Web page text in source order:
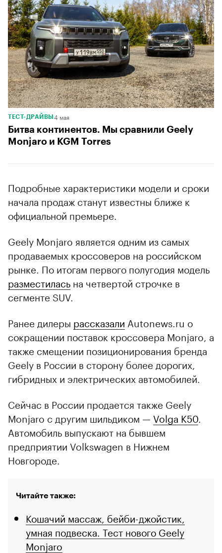
ТЕСТ-ДРАЙВЫ 4 мая
Битва континентов. Мы сравнили Geely
Monjaro и KGM Torres
Подробные характеристики модели и сроки
начала продаж станут известны ближе к
официальной премьере.
Geely Monjaro является одним из самых
продаваемых кроссоверов на российском
рынке. По итогам первого полугодия модель
разместилась на четвертой строчке в
сегменте SUV.
Ранее дилеры рассказали Autonews.ru о
сокращении поставок кроссовера Monjaro, а
также смещении позиционирования бренда
Geely в России в сторону более дорогих,
гибридных и электрических автомобилей.
Сейчас в России продается также Geely
Monjaro с другим шильдиком — Volga K50.
Автомобиль выпускают на бывшем
предприятии Volkswagen в Нижнем
Новгороде.
Читайте также:
Кошачий массаж, бейби-джойстик,
умная подвеска. Тест нового Geely
Monjaro